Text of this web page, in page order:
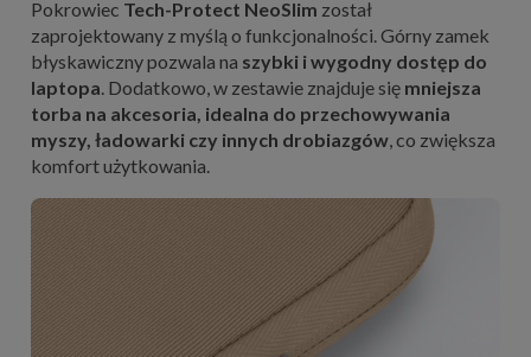
Pokrowiec Tech-Protect NeoSlim został
zaprojektowany z myślą o funkcjonalności. Górny zamek
błyskawiczny pozwala na szybki i wygodny dostęp do
laptopa. Dodatkowo, w zestawie znajduje się mniejsza
torba na akcesoria, idealna do przechowywania
myszy, ładowarki czy innych drobiazgów, co zwiększa
komfort użytkowania.